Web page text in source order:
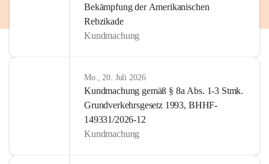
Bekämpfung der Amerikanischen
Rebzikade
Kundmachung
Mo., 20. Juli 2026
Kundmachung gemäß § 8a Abs. 1-3 Stmk.
Grundverkehrsgesetz 1993, BHHF-
149331/2026-12
Kundmachung